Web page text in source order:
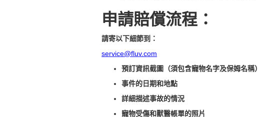
申請賠償流程：
請寄以下細節到：
service@fluv.com
預訂資訊截圖（須包含寵物名字及保姆名稱）
事件的日期和地點
詳細描述事故的情況
寵物受傷和獸醫帳單的照片